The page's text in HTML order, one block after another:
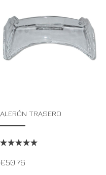
ALERÓN TRASERO
€50.76